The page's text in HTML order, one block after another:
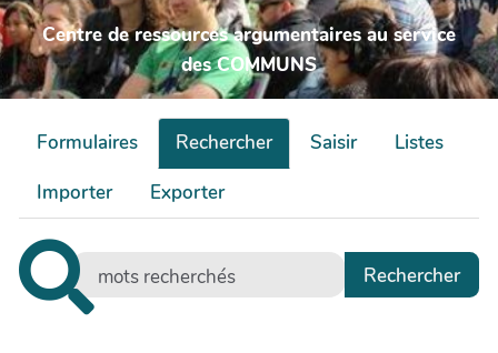
Centre de ressources argumentaires au service
des COMMUNS
Formulaires Rechercher Saisir
Listes
Importer
Exporter